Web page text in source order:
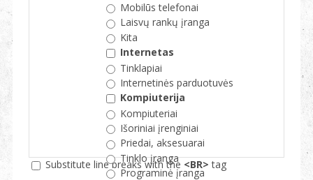
Mobilūs telefonai
Laisvų rankų įranga
Kita
Internetas
Tinklapiai
Internetinės parduotuvės
Kompiuterija
Kompiuteriai
Išoriniai įrenginiai
Priedai, aksesuarai
Tinklo įranga
Programinė įranga
Substitute line breaks with the <BR> tag